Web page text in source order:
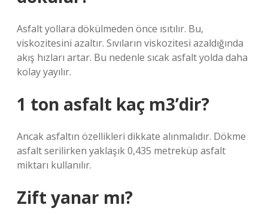
Asfalt yollara dökülmeden önce ısıtılır. Bu,
viskozitesini azaltır. Sıvıların viskozitesi azaldığında
akış hızları artar. Bu nedenle sıcak asfalt yolda daha
kolay yayılır.
1 ton asfalt kaç m3’dir?
Ancak asfaltın özellikleri dikkate alınmalıdır. Dökme
asfalt serilirken yaklaşık 0,435 metreküp asfalt
miktarı kullanılır.
Zift yanar mı?